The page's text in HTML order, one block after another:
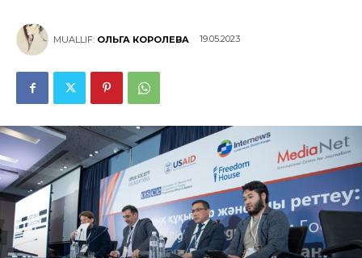
MUALLIF: ОЛЬГА КОРОЛЕВА 19.05.2023